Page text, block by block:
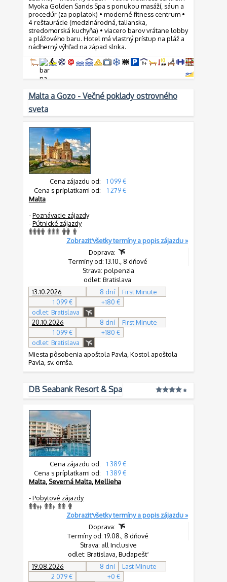
Myoka Golden Sands Spa s ponukou masáží, sáun a
procedúr (za poplatok) • moderné fitness centrum •
4 reštaurácie (medzinárodná, talianska,
stredomorská kuchyňa) • viacero barov vrátane lobby
a plážového baru. Hotel má vlastný prístup na pláž a
nádherný výhľad na západ slnka.
Malta a Gozo - Večné poklady ostrovného
sveta
Cena zájazdu od:
1 099 €
Cena s príplatkami od:
1 279 €
Malta
-Poznávacie zájazdy
-Pútnické zájazdy
Zobraziť všetky termíny a popis zájazdu »
Doprava:
Termíny od: 13.10., 8 dňové
Strava: polpenzia
odlet: Bratislava
13.10.2026
8 dní
First Minute
1 099 €
+180 €
odlet: Bratislava
20.10.2026
8 dní
First Minute
1 099 €
+180 €
odlet: Bratislava
Miesta pôsobenia apoštola Pavla, Kostol apoštola
Pavla, sv. omša.
DB Seabank Resort & Spa
Cena zájazdu od:
1 389 €
Cena s príplatkami od:
1 389 €
Malta, Severná Malta,Mellieha
-Pobytové zájazdy
Zobraziť všetky termíny a popis zájazdu »
Doprava:
Termíny od: 19.08., 8 dňové
Strava: all Inclusive
odlet: Bratislava, Budapešť
19.08.2026
8 dní
Last Minute
2 079 €
+0 €